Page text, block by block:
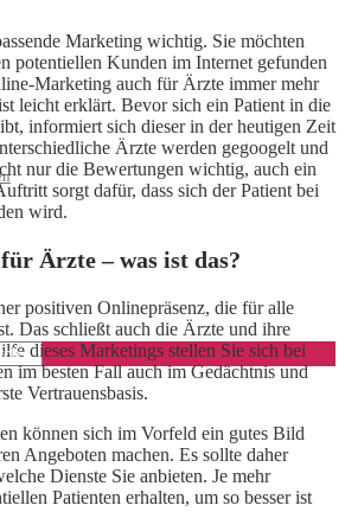
Marketing wichtig. Sie möchten
potentiellen Kunden im Internet gefunden
Marketing auch für Ärzte immer mehr
leicht erklärt. Bevor sich ein Patient in die
informiert sich dieser in der heutigen Zeit
Ärzte werden gegoogelt und
nur die Bewertungen wichtig, auch ein
sorgt dafür, dass sich der Patient bei
wird.
Ärzte – was ist das?
positiven Onlinepräsenz, die für alle
Das schließt auch die Ärzte und ihre
dieses Marketings stellen Sie sich bei
im besten Fall auch im Gedächtnis und
Vertrauensbasis.
können sich im Vorfeld ein gutes Bild
Angeboten machen. Es sollte daher
Dienste Sie anbieten. Je mehr
Patienten erhalten, um so besser ist